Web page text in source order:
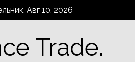
Авг 10, 2026
Trade.